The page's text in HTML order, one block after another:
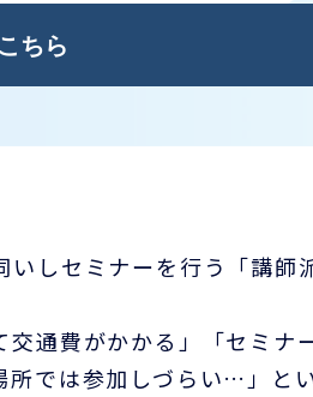
ちら
いしセミナーを行う「講師
交通費がかかる」「セミ
所では参加しづらい…」と